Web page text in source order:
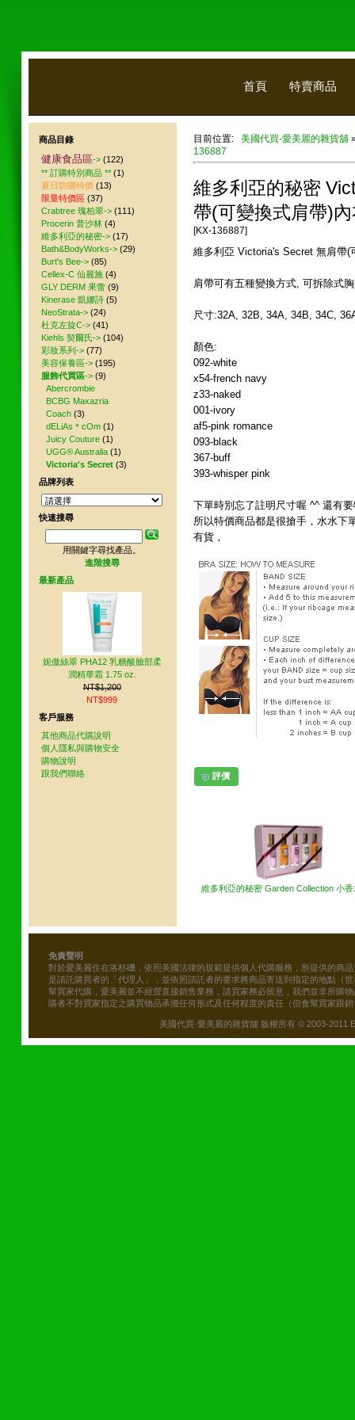
首頁 特賣商品
目前位置: 美國代買-愛美麗的雜貨舖
136887
維多利亞的秘密
帶(可變換式肩帶)
[KX-136887]
維多利亞 Victoria's Secret 無肩帶(
肩帶可有五種變換方式, 可拆除式
尺寸:32A, 32B, 34A, 34B, 34C,
顏色:
092-white
x54-french navy
z33-naked
001-ivory
af5-pink romance
093-black
367-buff
393-whisper pink
下單時別忘了註明尺寸喔 ^^ 還有
所以特價商品都是很搶手，水水下
有貨，
評價
維多利亞的秘密 Garden Collection 小
商品目錄
健康食品區-> (122)
** 訂購特別商品 ** (1)
夏日防曬特價 (13)
限量特價區 (37)
Crabtree 瑰柏翠-> (111)
Procerin 普沙林 (4)
維多利亞的秘密-> (17)
Bath&BodyWorks-> (29)
Burt's Bee-> (85)
Cellex-C 仙麗施 (4)
GLY DERM 果蕾 (9)
Kinerase 凱娜詩 (5)
NeoStrata-> (24)
杜克左旋C-> (41)
Kiehls 契爾氏-> (104)
彩妝系列-> (77)
美容保養區-> (195)
服飾代買區-> (9)
Abercrombie
BCBG Maxazria
Coach (3)
dELiAs＊cOm (1)
Juicy Couture (1)
UGG® Australia (1)
Victoria's Secret (3)
品牌列表
快速搜尋
用關鍵字尋找產品。
進階搜尋
最新產品
妮傲絲翠 PHA12 乳糖酸臉部柔
潤精華霜 1.75 oz.
NT$1,200
NT$999
客戶服務
其他商品代購說明
個人隱私與購物安全
購物說明
跟我們聯絡
免責聲明
對於愛美麗住在洛杉磯，依照美國法律的規範提供個人代購服務，所提供的商
是請託購買者的「代理人」，並依照請託者的要求將商品寄送到指定的地點（
幫買家代購，愛美麗並不經營直接銷售業務，請買家務必留意，我們並非所購
購者不對買家指定之購買物品承擔任何形式及任何程度的責任（但會幫買家跟
美國代買-愛美麗的雜貨舖 版權所有 © 2003-2011